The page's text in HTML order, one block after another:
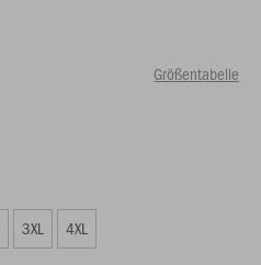
Größentabelle
3XL 4XL